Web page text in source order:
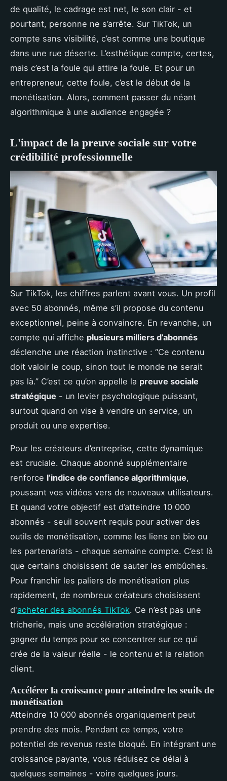
de qualité, le cadrage est net, le son clair - et
pourtant, personne ne s’arrête. Sur TikTok, un
compte sans visibilité, c’est comme une boutique
dans une rue déserte. L’esthétique compte, certes,
mais c’est la foule qui attire la foule. Et pour un
entrepreneur, cette foule, c’est le début de la
monétisation. Alors, comment passer du néant
algorithmique à une audience engagée ?
L'impact de la preuve sociale sur votre
crédibilité professionnelle
Sur TikTok, les chiffres parlent avant vous. Un profil
avec 50 abonnés, même s’il propose du contenu
exceptionnel, peine à convaincre. En revanche, un
compte qui affiche plusieurs milliers d’abonnés
déclenche une réaction instinctive : “Ce contenu
doit valoir le coup, sinon tout le monde ne serait
pas là.” C’est ce qu’on appelle la preuve sociale
stratégique - un levier psychologique puissant,
surtout quand on vise à vendre un service, un
produit ou une expertise.
Pour les créateurs d’entreprise, cette dynamique
est cruciale. Chaque abonné supplémentaire
renforce l’indice de confiance algorithmique,
poussant vos vidéos vers de nouveaux utilisateurs.
Et quand votre objectif est d’atteindre 10 000
abonnés - seuil souvent requis pour activer des
outils de monétisation, comme les liens en bio ou
les partenariats - chaque semaine compte. C’est là
que certains choisissent de sauter les embûches.
Pour franchir les paliers de monétisation plus
rapidement, de nombreux créateurs choisissent
d'acheter des abonnés TikTok. Ce n’est pas une
tricherie, mais une accélération stratégique :
gagner du temps pour se concentrer sur ce qui
crée de la valeur réelle - le contenu et la relation
client.
Accélérer la croissance pour atteindre les seuils de
monétisation
Atteindre 10 000 abonnés organiquement peut
prendre des mois. Pendant ce temps, votre
potentiel de revenus reste bloqué. En intégrant une
croissance payante, vous réduisez ce délai à
quelques semaines - voire quelques jours.